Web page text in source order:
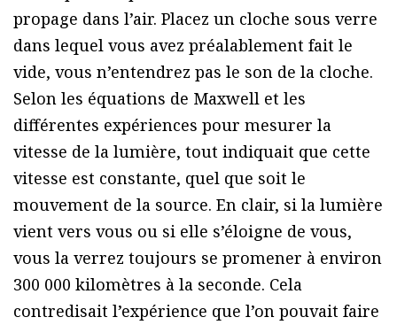
propage dans l’air. Placez un cloche sous verre
dans lequel vous avez préalablement fait le
vide, vous n’entendrez pas le son de la cloche.
Selon les équations de Maxwell et les
différentes expériences pour mesurer la
vitesse de la lumière, tout indiquait que cette
vitesse est constante, quel que soit le
mouvement de la source. En clair, si la lumière
vient vers vous ou si elle s’éloigne de vous,
vous la verrez toujours se promener à environ
300 000 kilomètres à la seconde. Cela
contredisait l’expérience que l’on pouvait faire